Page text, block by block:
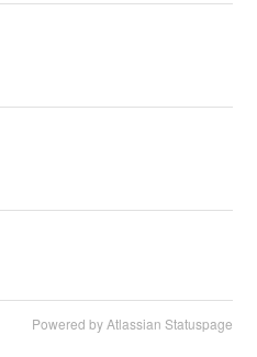
Powered by Atlassian Statuspage